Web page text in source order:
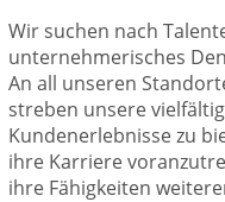
Wir suchen nach
unternehmerisches
An all unseren
streben unsere
Kundenerlebnisse zu
ihre Karriere
ihre Fähigkeiten